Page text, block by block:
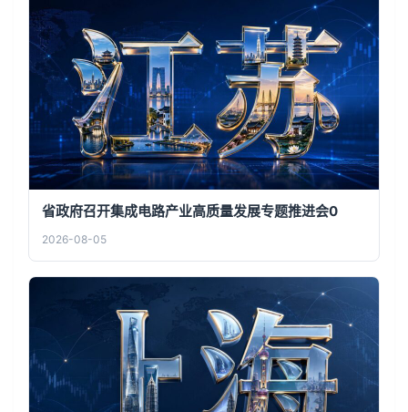
省政府召开集成电路产业高质量发展专题推进会0
2026-08-05